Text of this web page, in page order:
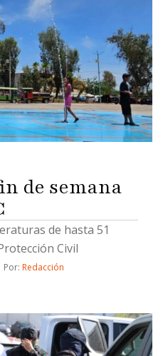
de semana
de hasta 51
Civil
Por: Redacción